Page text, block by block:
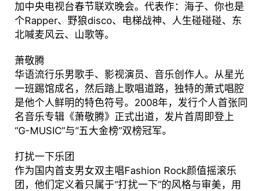
加中央电视台春节联欢晚会。代表作：海子、你也是
个Rapper、野狼disco、电梯战神、人生碰碰碰、东
北喊麦风云、山歌等。
萧敬腾
华语流行乐男歌手、影视演员、音乐创作人。从星光
一班踢馆成名，然后踏上歌唱道路，独特的萧式唱腔
是他个人鲜明的特色符号。2008年，发行个人首张同
名音乐专辑《萧敬腾》正式出道，发片首周即登上
“G-MUSIC”与“五大金榜”双榜冠军。
打扰一下乐团
作为国内首支男女双主唱Fashion Rock颜值摇滚乐
团，他们定义着只属于“打扰一下”的风格与审美，用